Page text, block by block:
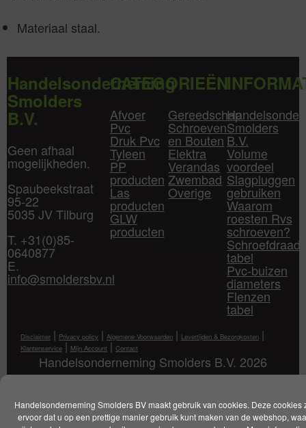
Handelsonderneming Smolders BV maakt gebruik van cookies. Deze cookies
ervoor dat u op een prettige manier gebruik kunt maken van de webshop,
Materiaal staal.
Handelsonderneming
Smolders
B.V.
Geen afhaal
mogelijkheden.
Spaubeekstraat
95-22
5035 JV Tilburg
T. +31(0)85-
0640877
E.
info@smoldersbv.nl
CATEGORIEËN
Afvoer
Pvc
Druk Pvc
Tyleen
PP
producten
Las
producten
GLW
producten
Gereedschap
Schroeven
en Bouten
Elektra
Verandas
Zwembad
Overige
Smolders
B.V.
Volume
voordeel
Slagpluggen
gebruiken
Waarom
roesten Rvs
schroeven?
Schroefdraad
tabel
Pvc-buizen
diameters
Flenzen
tabel
Disclaimer | Privacy policy | Algemene Voorwaarden | Levertijden & Bezorgkosten |
Klantenservice | Mijn Account | Contact
Handelsonderneming Smolders B.V. 2026